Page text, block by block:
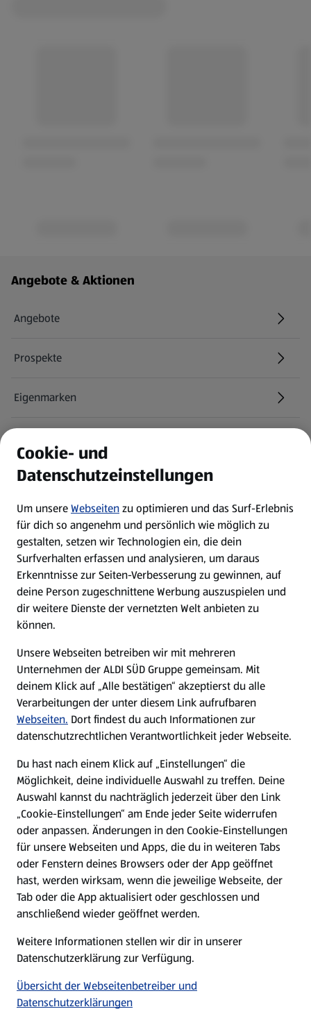
Fußzeilenmenü - weitere Links
Angebote & Aktionen
Angebote
Prospekte
Eigenmarken
Newsletter
WhatsApp
Über ALDI SÜD
Filialen
Nachhaltigkeit
Karriere
Presse
Hilfe & Kontakt
(öffnet in einem neuen Tab)
Unternehmen
Folge uns hier:
Cookie- und
Datenschutzeinstellungen
Um unsereWebseitenzu optimieren und das Surf-Erlebnis
für dich so angenehm und persönlich wie möglich zu
gestalten, setzen wir Technologien ein, die dein
Surfverhalten erfassen und analysieren, um daraus
Erkenntnisse zur Seiten-Verbesserung zu gewinnen, auf
deine Person zugeschnittene Werbung auszuspielen und
dir weitere Dienste der vernetzten Welt anbieten zu
können.
Unsere Webseiten betreiben wir mit mehreren
Unternehmen der ALDI SÜD Gruppe gemeinsam. Mit
deinem Klick auf „Alle bestätigen“ akzeptierst du alle
Verarbeitungen der unter diesem Link aufrufbaren
Webseiten. Dort findest du auch Informationen zur
datenschutzrechtlichen Verantwortlichkeit jeder Webseite.
Du hast nach einem Klick auf „Einstellungen“ die
Möglichkeit, deine individuelle Auswahl zu treffen. Deine
Auswahl kannst du nachträglich jederzeit über den Link
„Cookie-Einstellungen“ am Ende jeder Seite widerrufen
oder anpassen. Änderungen in den Cookie-Einstellungen
für unsere Webseiten und Apps, die du in weiteren Tabs
oder Fenstern deines Browsers oder der App geöffnet
hast, werden wirksam, wenn die jeweilige Webseite, der
Tab oder die App aktualisiert oder geschlossen und
anschließend wieder geöffnet werden.
Weitere Informationen stellen wir dir in unserer
Datenschutzerklärung zur Verfügung.
Übersicht der Webseitenbetreiber und
Datenschutzerklärungen